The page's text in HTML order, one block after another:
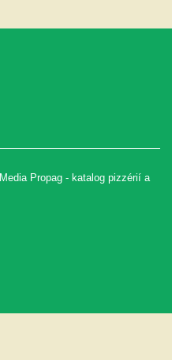
Media Propag - katalog pizzérií a